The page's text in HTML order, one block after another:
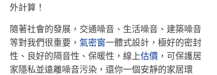
外計算！
隨著社會的發展，交通噪音、生活噪音、建築噪音
等對我們很重要， 氣密窗一體式設計，極好的密封
性、良好的隔音性、保暖性，線上估價 ，可保護居
家隱私並遠離噪音污染，還你一個安靜的家居環